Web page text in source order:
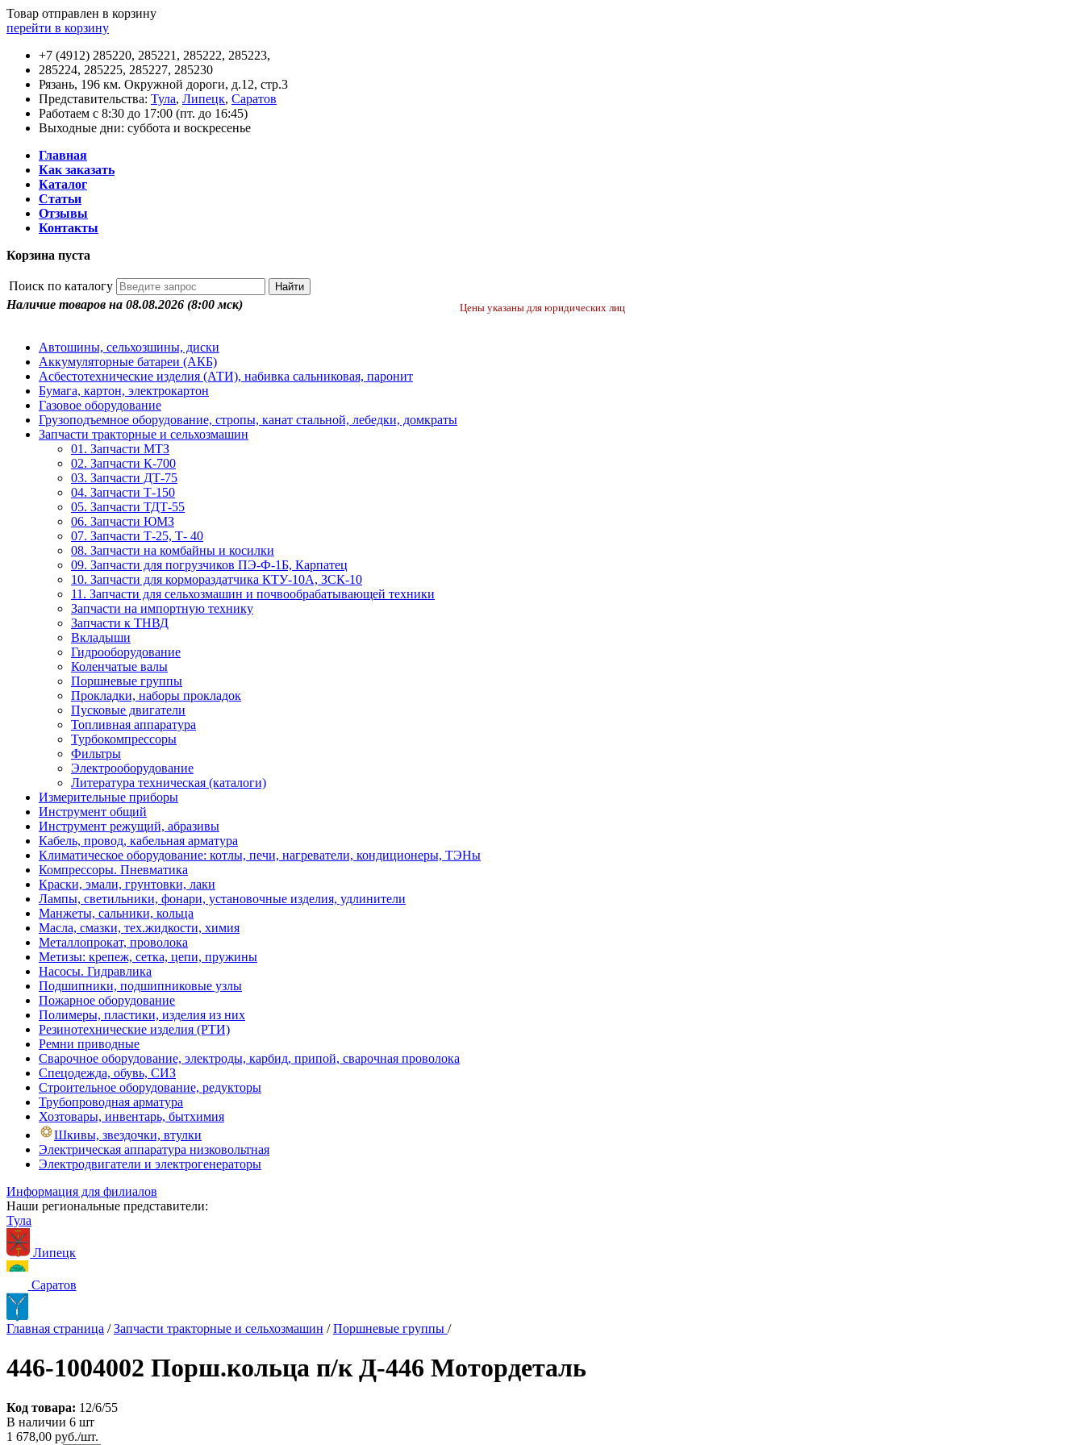
Товар отправлен в корзину
перейти в корзину
+7 (4912) 285220, 285221, 285222, 285223,
285224, 285225, 285227, 285230
Рязань, 196 км. Окружной дороги, д.12, стр.3
Представительства: Тула, Липецк, Саратов
Работаем с 8:30 до 17:00 (пт. до 16:45)
Выходные дни: суббота и воскресенье
Главная
Как заказать
Каталог
Статьи
Отзывы
Контакты
Корзина пуста
Поиск по каталогу
Наличие товаров на 08.08.2026 (8:00 мск) Цены указаны для юридических лиц
Автошины, сельхозшины, диски
Аккумуляторные батареи (АКБ)
Асбестотехнические изделия (АТИ), набивка сальниковая, паронит
Бумага, картон, электрокартон
Газовое оборудование
Грузоподъемное оборудование, стропы, канат стальной, лебедки, домкраты
Запчасти тракторные и сельхозмашин
01. Запчасти МТЗ
02. Запчасти К-700
03. Запчасти ДТ-75
04. Запчасти Т-150
05. Запчасти ТДТ-55
06. Запчасти ЮМЗ
07. Запчасти Т-25, Т- 40
08. Запчасти на комбайны и косилки
09. Запчасти для погрузчиков ПЭ-Ф-1Б, Карпатец
10. Запчасти для кормораздатчика КТУ-10А, ЗСК-10
11. Запчасти для сельхозмашин и почвообрабатывающей техники
Запчасти на импортную технику
Запчасти к ТНВД
Вкладыши
Гидрооборудование
Коленчатые валы
Поршневые группы
Прокладки, наборы прокладок
Пусковые двигатели
Топливная аппаратура
Турбокомпрессоры
Фильтры
Электрооборудование
Литература техническая (каталоги)
Измерительные приборы
Инструмент общий
Инструмент режущий, абразивы
Кабель, провод, кабельная арматура
Климатическое оборудование: котлы, печи, нагреватели, кондиционеры, ТЭНы
Компрессоры. Пневматика
Краски, эмали, грунтовки, лаки
Лампы, светильники, фонари, установочные изделия, удлинители
Манжеты, сальники, кольца
Масла, смазки, тех.жидкости, химия
Металлопрокат, проволока
Метизы: крепеж, сетка, цепи, пружины
Насосы. Гидравлика
Подшипники, подшипниковые узлы
Пожарное оборудование
Полимеры, пластики, изделия из них
Резинотехнические изделия (РТИ)
Ремни приводные
Сварочное оборудование, электроды, карбид, припой, сварочная проволока
Спецодежда, обувь, СИЗ
Строительное оборудование, редукторы
Трубопроводная арматура
Хозтовары, инвентарь, бытхимия
Шкивы, звездочки, втулки
Электрическая аппаратура низковольтная
Электродвигатели и электрогенераторы
Информация для филиалов
Наши региональные представители:
Тула
Липецк
Саратов
Главная страница / Запчасти тракторные и сельхозмашин / Поршневые группы /
446-1004002 Порш.кольца п/к Д-446 Мотордеталь
Код товара: 12/6/55
В наличии 6 шт
1 678,00 руб./шт.